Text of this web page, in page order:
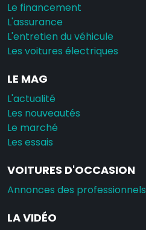
Le financement
L'assurance
L'entretien du véhicule
Les voitures électriques
LE MAG
L'actualité
Les nouveautés
Le marché
Les essais
VOITURES D'OCCASION
Annonces des professionnels
LA VIDÉO